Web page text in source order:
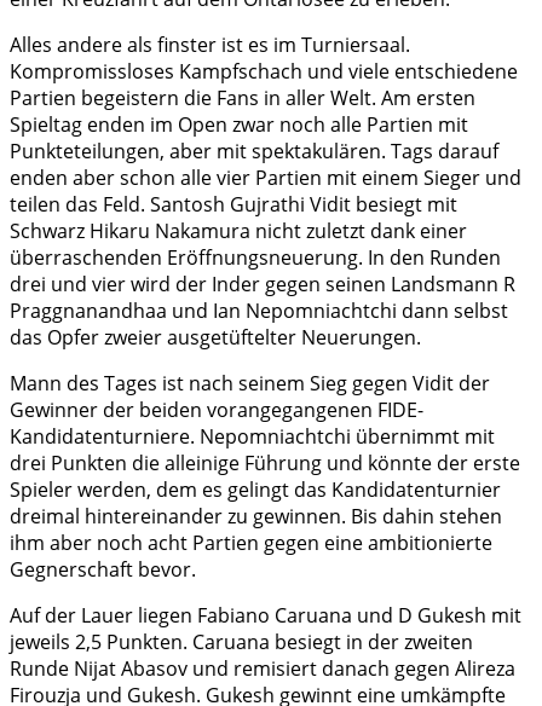
Alles andere als finster ist es im Turniersaal.
Kompromissloses Kampfschach und viele entschiedene
Partien begeistern die Fans in aller Welt. Am ersten
Spieltag enden im Open zwar noch alle Partien mit
Punkteteilungen, aber mit spektakulären. Tags darauf
enden aber schon alle vier Partien mit einem Sieger und
teilen das Feld. Santosh Gujrathi Vidit besiegt mit
Schwarz Hikaru Nakamura nicht zuletzt dank einer
überraschenden Eröffnungsneuerung. In den Runden
drei und vier wird der Inder gegen seinen Landsmann R
Praggnanandhaa und Ian Nepomniachtchi dann selbst
das Opfer zweier ausgetüftelter Neuerungen.
Mann des Tages ist nach seinem Sieg gegen Vidit der
Gewinner der beiden vorangegangenen FIDE-
Kandidatenturniere. Nepomniachtchi übernimmt mit
drei Punkten die alleinige Führung und könnte der erste
Spieler werden, dem es gelingt das Kandidatenturnier
dreimal hintereinander zu gewinnen. Bis dahin stehen
ihm aber noch acht Partien gegen eine ambitionierte
Gegnerschaft bevor.
Auf der Lauer liegen Fabiano Caruana und D Gukesh mit
jeweils 2,5 Punkten. Caruana besiegt in der zweiten
Runde Nijat Abasov und remisiert danach gegen Alireza
Firouzja und Gukesh. Gukesh gewinnt eine umkämpfte